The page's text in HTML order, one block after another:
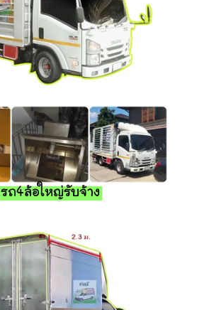
รถ4ล้อใหญ่รับจ้าง